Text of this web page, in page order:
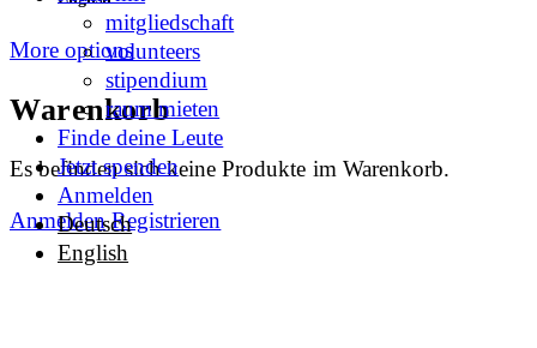
More options
Warenkorb
Es befinden sich keine Produkte im Warenkorb.
Anmelden Registrieren
mitgliedschaft
volunteers
stipendium
raum mieten
Finde deine Leute
Jetzt spenden
Anmelden
Deutsch
English